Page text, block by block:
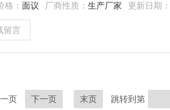
格：面议 厂商性质：生产厂家 更新日期：
留言
页 下一页 末页 跳转到第